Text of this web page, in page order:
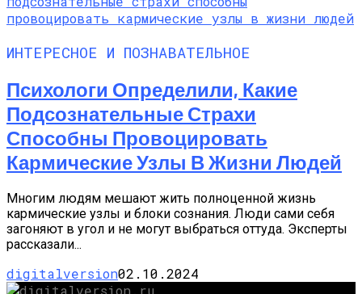
ИНТЕРЕСНОЕ И ПОЗНАВАТЕЛЬНОЕ
Психологи Определили, Какие
Подсознательные Страхи
Способны Провоцировать
Кармические Узлы В Жизни Людей
Многим людям мешают жить полноценной жизнь
кармические узлы и блоки сознания. Люди сами себя
загоняют в угол и не могут выбраться оттуда. Эксперты
рассказали...
digitalversion02.10.2024